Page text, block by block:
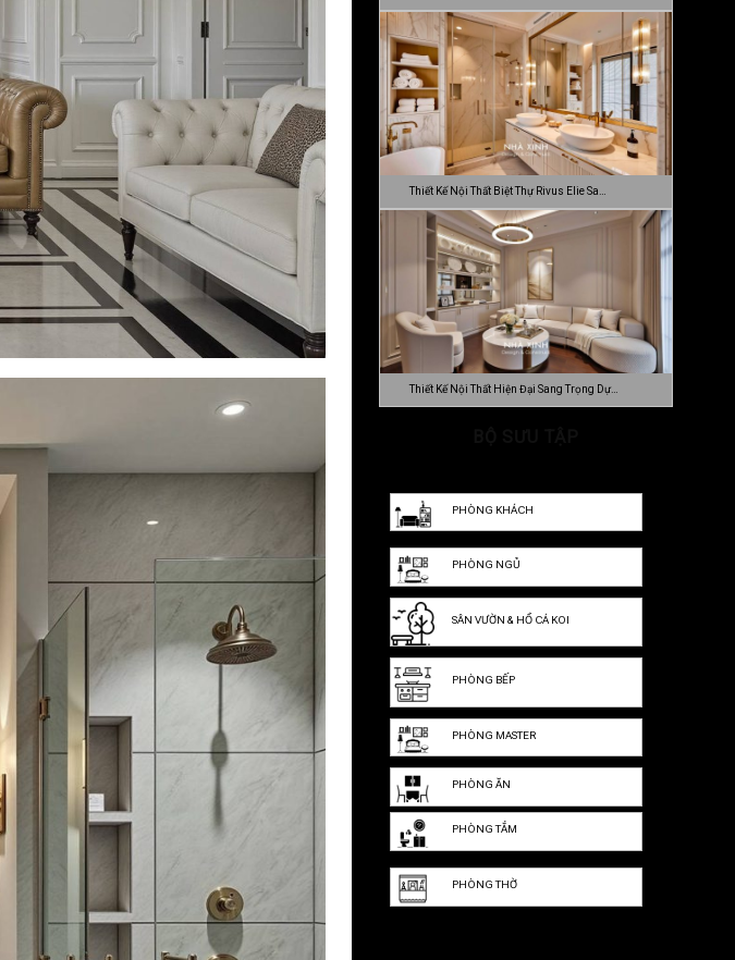
Thiết Kế Nội Thất Biệt Thự Rivus Elie Sa…
Thiết Kế Nội Thất Hiện Đại Sang Trọng Dự…
PHÒNG KHÁCH
PHÒNG NGỦ
SÂN VƯỜN & HỒ CÁ KOI
PHÒNG BẾP
PHÒNG MASTER
PHÒNG ĂN
PHÒNG TẮM
PHÒNG THỜ